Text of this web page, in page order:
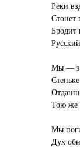
Реки
Стонет
Бродит
Мы —
Тою же
Мы
Дух